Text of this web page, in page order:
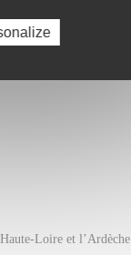
Loire et l’Ardèche.